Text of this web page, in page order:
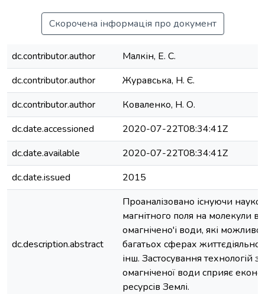
Скорочена інформація про документ
dc.contributor.author
Малкін, Е. С.
dc.contributor.author
Журавська, Н. Є.
dc.contributor.author
Коваленко, Н. О.
dc.date.accessioned
2020-07-22T08:34:41Z
dc.date.available
2020-07-22T08:34:41Z
dc.date.issued
2015
dc.description.abstract
Проаналізовано існуючи
магнітного поля на молекули
омагнічено'і води, які
багатьох сферах
інш. Застосування технологій
омагніченої води сприяє
ресурсів Землі.